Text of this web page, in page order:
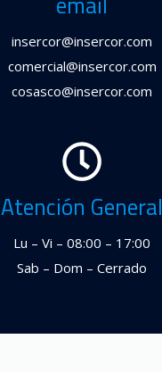
insercor@insercor.com
comercial@insercor.com
cosasco@insercor.com
Atención General
Lu – Vi – 08:00 – 17:00
Sab – Dom – Cerrado